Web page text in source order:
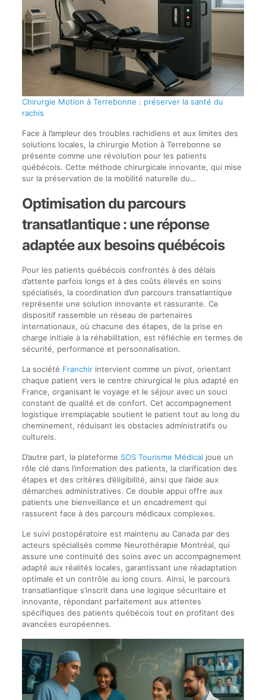
Chirurgie Motion à Terrebonne : préserver la santé du
rachis
Face à l’ampleur des troubles rachidiens et aux limites des
solutions locales, la chirurgie Motion à Terrebonne se
présente comme une révolution pour les patients
québécois. Cette méthode chirurgicale innovante, qui mise
sur la préservation de la mobilité naturelle du…
Optimisation du parcours
transatlantique : une réponse
adaptée aux besoins québécois
Pour les patients québécois confrontés à des délais
d’attente parfois longs et à des coûts élevés en soins
spécialisés, la coordination d’un parcours transatlantique
représente une solution innovante et rassurante. Ce
dispositif rassemble un réseau de partenaires
internationaux, où chacune des étapes, de la prise en
charge initiale à la réhabilitation, est réfléchie en termes de
sécurité, performance et personnalisation.
La société Franchirintervient comme un pivot, orientant
chaque patient vers le centre chirurgical le plus adapté en
France, organisant le voyage et le séjour avec un souci
constant de qualité et de confort. Cet accompagnement
logistique irremplaçable soutient le patient tout au long du
cheminement, réduisant les obstacles administratifs ou
culturels.
D’autre part, la plateforme SOS Tourisme Médical joue un
rôle clé dans l’information des patients, la clarification des
étapes et des critères d’éligibilité, ainsi que l’aide aux
démarches administratives. Ce double appui offre aux
patients une bienveillance et un encadrement qui
rassurent face à des parcours médicaux complexes.
Le suivi postopératoire est maintenu au Canada par des
acteurs spécialisés comme Neurothérapie Montréal, qui
assure une continuité des soins avec un accompagnement
adapté aux réalités locales, garantissant une réadaptation
optimale et un contrôle au long cours. Ainsi, le parcours
transatlantique s’inscrit dans une logique sécuritaire et
innovante, répondant parfaitement aux attentes
spécifiques des patients québécois tout en profitant des
avancées européennes.